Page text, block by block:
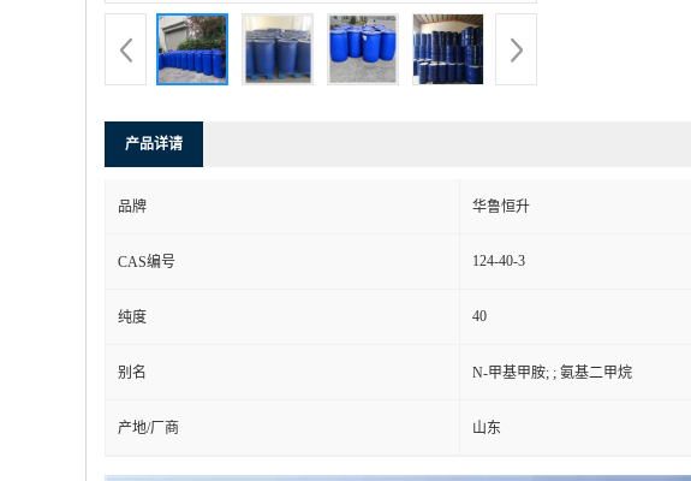
产品详请
品牌 华鲁恒升
CAS编号 124-40-3
纯度 40
别名 N-甲基甲胺; ; 氨基二甲烷
产地/厂商 山东